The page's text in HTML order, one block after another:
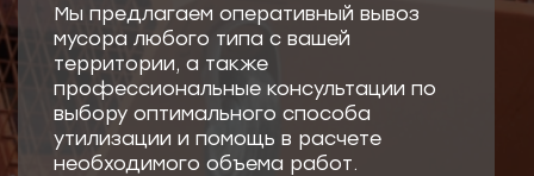
Мы предлагаем оперативный вывоз
мусора любого типа с вашей
территории, а также
профессиональные консультации по
выбору оптимального способа
утилизации и помощь в расчете
необходимого объема работ.